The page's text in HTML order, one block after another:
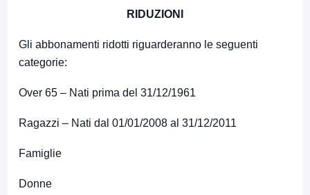
RIDUZIONI
Gli abbonamenti ridotti riguarderanno le seguenti
categorie:
Over 65 – Nati prima del 31/12/1961
Ragazzi – Nati dal 01/01/2008 al 31/12/2011
Famiglie
Donne